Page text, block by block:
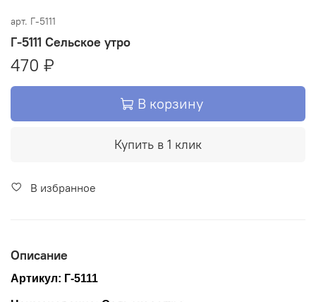
арт. Г-5111
Г-5111 Сельское утро
470 ₽
В корзину
Купить в 1 клик
В избранное
Описание
Артикул: Г-5111